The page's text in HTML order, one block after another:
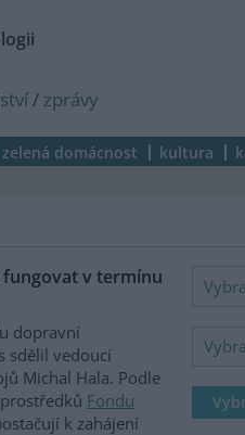
/ zprávy
zelená domácnost kultura
v termínu
dopravní
sdělil vedoucí
Michal Hala. Podle
Fondu
k zahájení